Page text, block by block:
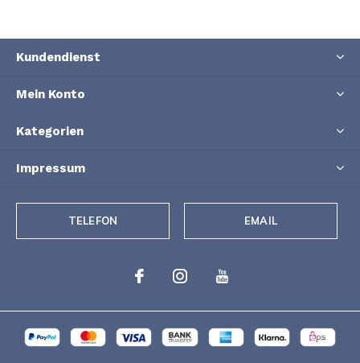
Kundendienst
Mein Konto
Kategorien
Impressum
TELEFON EMAIL